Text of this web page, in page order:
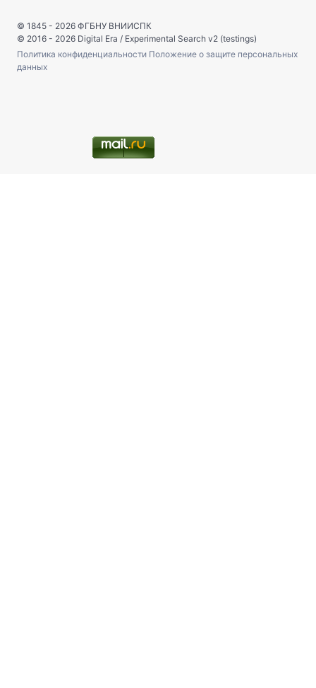
© 1845 - 2026 ФГБНУ ВНИИСПК
© 2016 - 2026 Digital Era / Experimental Search v2 (testings)
Политика конфиденциальности Положение о защите персональных
данных